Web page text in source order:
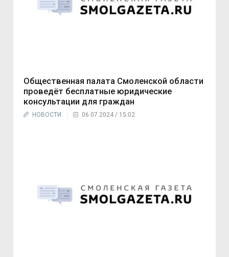
Общественная палата Смоленской области
проведёт бесплатные юридические
консультации для граждан
НОВОСТИ 06.07.2024 / 15:02